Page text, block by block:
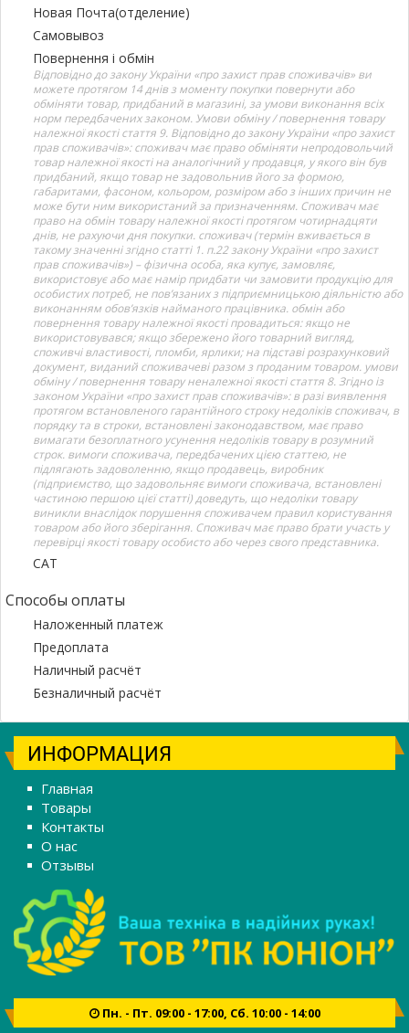
Новая Почта(отделение)
Самовывоз
Повернення і обмін
Відповідно до закону України «про захист прав споживачів» ви
можете протягом 14 днів з моменту покупки повернути або
обміняти товар, придбаний в магазині, за умови виконання всіх
норм передбачених законом. Умови обміну / повернення товару
належної якості стаття 9. Відповідно до закону України «про захист
прав споживачів»: споживач має право обміняти непродовольчий
товар належної якості на аналогічний у продавця, у якого він був
придбаний, якщо товар не задовольнив його за формою,
габаритами, фасоном, кольором, розміром або з інших причин не
може бути ним використаний за призначенням. Споживач має
право на обмін товару належної якості протягом чотирнадцяти
днів, не рахуючи дня покупки. споживач (термін вживається в
такому значенні згідно статті 1. п.22 закону України «про захист
прав споживачів») – фізична особа, яка купує, замовляє,
використовує або має намір придбати чи замовити продукцію для
особистих потреб, не пов’язаних з підприємницькою діяльністю або
виконанням обов’язків найманого працівника. обмін або
повернення товару належної якості провадиться: якщо не
використовувався; якщо збережено його товарний вигляд,
споживчі властивості, пломби, ярлики; на підставі розрахунковий
документ, виданий споживачеві разом з проданим товаром. умови
обміну / повернення товару неналежної якості стаття 8. Згідно із
законом України «про захист прав споживачів»: в разі виявлення
протягом встановленого гарантійного строку недоліків споживач, в
порядку та в строки, встановлені законодавством, має право
вимагати безоплатного усунення недоліків товару в розумний
строк. вимоги споживача, передбачених цією статтею, не
підлягають задоволенню, якщо продавець, виробник
(підприємство, що задовольняє вимоги споживача, встановлені
частиною першою цієї статті) доведуть, що недоліки товару
виникли внаслідок порушення споживачем правил користування
товаром або його зберігання. Споживач має право брати участь у
перевірці якості товару особисто або через свого представника.
САТ
Способы оплаты
Наложенный платеж
Предоплата
Наличный расчёт
Безналичный расчёт
ИНФОРМАЦИЯ
Главная
Товары
Контакты
О нас
Отзывы
Пн. - Пт. 09:00 - 17:00, Сб. 10:00 - 14:00